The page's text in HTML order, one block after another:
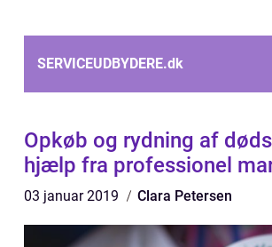
SERVICEUDBYDERE.dk
Opkøb og rydning af
hjælp fra professionel
03 januar 2019 Clara Petersen